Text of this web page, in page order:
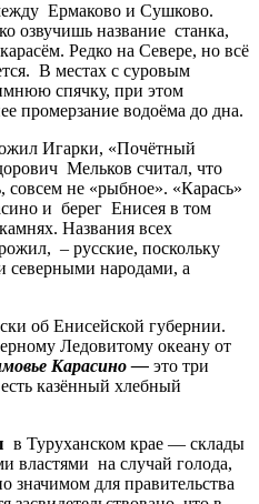
Ермаково и Сушково.
озвучишь название станка,
Редко на Севере, но всё
В местах с суровым
спячку, при этом
промерзание водоёма до дна.
Игарки, «Почётный
Мельков считал, что
совсем не «рыбное». «Карась»
и берег Енисея в том
Названия всех
– русские, поскольку
народами, а
об Енисейской губернии.
Ледовитому океану от
Карасино — это три
казённый хлебный
в Туруханском крае — склады
властями на случай голода,
значимом для правительства